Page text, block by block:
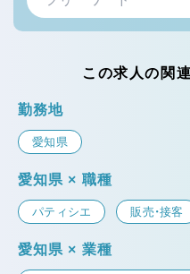
この求人の関
勤務地
愛知県
愛知県 × 職種
パティシエ 販売・接客
愛知県 × 業種